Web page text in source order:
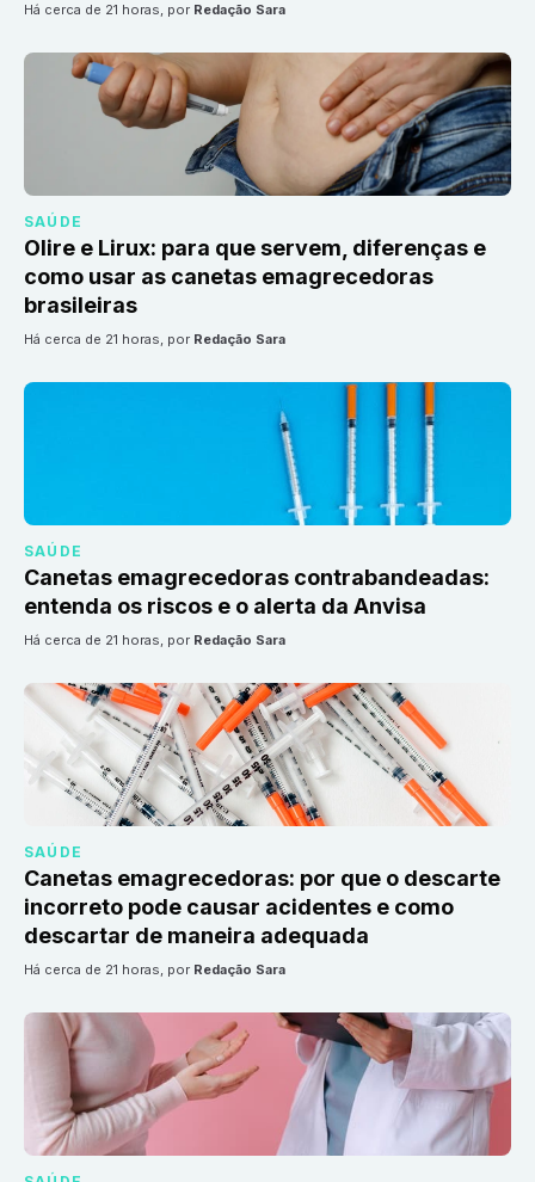
há cerca de 21 horas, por Redação Sara
SAÚDE
Olire e Lirux: para que servem, diferenças e
como usar as canetas emagrecedoras
brasileiras
há cerca de 21 horas, por Redação Sara
SAÚDE
Canetas emagrecedoras contrabandeadas:
entenda os riscos e o alerta da Anvisa
há cerca de 21 horas, por Redação Sara
SAÚDE
Canetas emagrecedoras: por que o descarte
incorreto pode causar acidentes e como
descartar de maneira adequada
há cerca de 21 horas, por Redação Sara